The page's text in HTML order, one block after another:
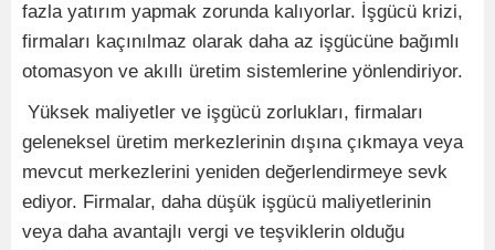
fazla yatırım yapmak zorunda kalıyorlar. İşgücü krizi,
firmaları kaçınılmaz olarak daha az işgücüne bağımlı
otomasyon ve akıllı üretim sistemlerine yönlendiriyor.
​ Yüksek maliyetler ve işgücü zorlukları, firmaları
geleneksel üretim merkezlerinin dışına çıkmaya veya
mevcut merkezlerini yeniden değerlendirmeye sevk
ediyor. Firmalar, daha düşük işgücü maliyetlerinin
veya daha avantajlı vergi ve teşviklerin olduğu